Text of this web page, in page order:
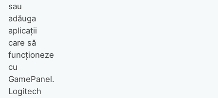
sau
adăuga
aplicaţii
care să
funcționeze
cu
GamePanel.
Logitech